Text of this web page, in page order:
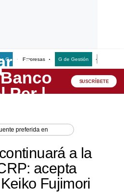
G Empresas G de Gestión
SUSCRÍBETE
preferida en
a la
acepta
Fujimori